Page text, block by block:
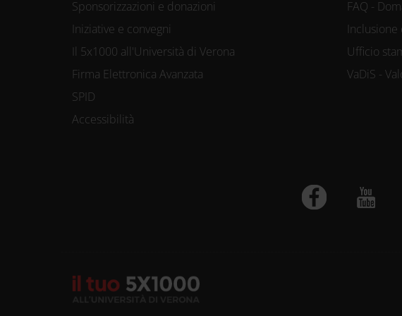
Sponsorizzazioni e donazioni
Iniziative e convegni
Il 5x1000 all'Università di Verona
Firma Elettronica Avanzata
SPID
Accessibilità
FAQ -
Ufficio
VaDiS -